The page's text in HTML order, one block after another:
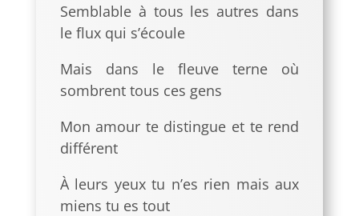
Semblable à tous les autres dans
le flux qui s’écoule
Mais dans le fleuve terne où
sombrent tous ces gens
Mon amour te distingue et te rend
différent
À leurs yeux tu n’es rien mais aux
miens tu es tout